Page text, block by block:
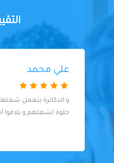
علي محمد
و الدكاترة بتعمل شغلها
حلوة لشغلهم و يلاقوا